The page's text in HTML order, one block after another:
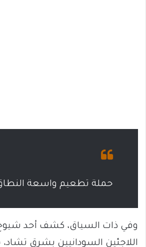
حملة تطعيم واسعة
وفي ذات السياق، كشف أحد
اللاجئين السودانيين بشرق